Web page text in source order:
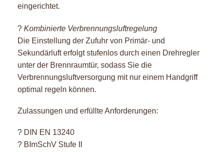
eingerichtet.
? Kombinierte Verbrennungsluftregelung
Die Einstellung der Zufuhr von Primär- und
Sekundärluft erfolgt stufenlos durch einen Drehregler
unter der Brennraumtür, sodass Sie die
Verbrennungsluftversorgung mit nur einem Handgriff
optimal regeln können.
Zulassungen und erfüllte Anforderungen:
? DIN EN 13240
? BImSchV Stufe II